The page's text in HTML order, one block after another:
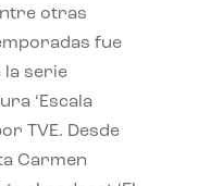
otras
fue
la serie
‘Escala
TVE. Desde
Carmen